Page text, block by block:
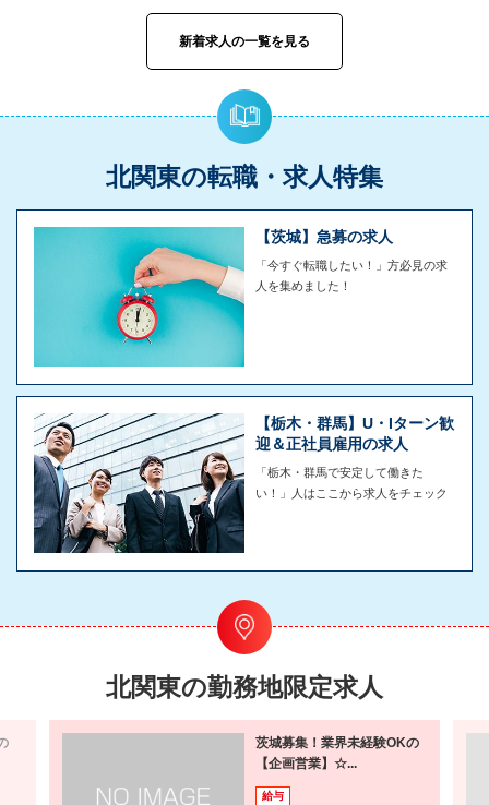
新着求人の一覧を見る
北関東の転職・求人特集
【茨城】急募の求人
「今すぐ転職したい！」方必見の求
人を集めました！
【栃木・群馬】U・Iターン歓
迎＆正社員雇用の求人
「栃木・群馬で安定して働きた
い！」人はここから求人をチェック
北関東の勤務地限定求人
茨城募集！業界未経験OKの
【企画営業】☆...
給与